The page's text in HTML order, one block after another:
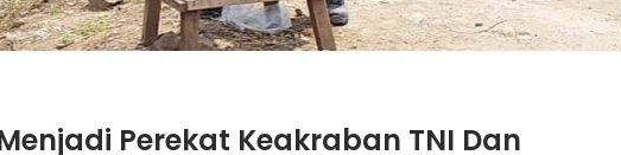
Perekat Keakraban TNI Dan